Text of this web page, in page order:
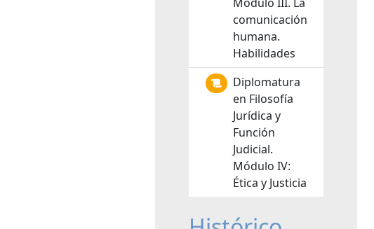
comunicación
humana.
Habilidades
Diplomatura
en Filosofía
Jurídica y
Función
Judicial.
Módulo IV:
Ética y Justicia